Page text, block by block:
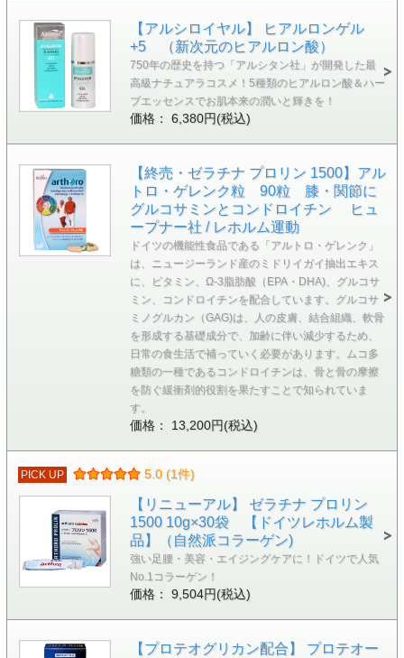
【アルシロイヤル】 ヒアルロンゲル
+5 （新次元のヒアルロン酸）
750年の歴史を持つ「アルシタン社」が開発した最
高級ナチュアラコスメ！5種類のヒアルロン酸＆ハー
ブエッセンスでお肌本来の潤いと輝きを！
価格： 6,380円(税込)
【終売・ゼラチナ プロリン 1500】アル
トロ・ゲレンク粒 90粒 膝・関節に
グルコサミンとコンドロイチン ヒュ
ープナー社 / レホルム運動
ドイツの機能性食品である「アルトロ・ゲレンク」
は、ニュージーランド産のミドリイガイ抽出エキス
に、ビタミン、Ω-3脂肪酸（EPA・DHA)、グルコサ
ミン、コンドロイチンを配合しています。グルコサ
ミノグルカン（GAG)は、人の皮膚、結合組織、軟骨
を形成する基礎成分で、加齢に伴い減少するため、
日常の食生活で補っていく必要があります。ムコ多
糖類の一種であるコンドロイチンは、骨と骨の摩擦
を防ぐ緩衝剤的役割を果たすことで知られていま
す。
価格： 13,200円(税込)
PICK UP 5.0 (1件)
【リニューアル】 ゼラチナ プロリン
1500 10g×30袋 【ドイツレホルム製
品】（自然派コラーゲン)
強い足腰・美容・エイジングケアに！ドイツで人気
No.1コラーゲン！
価格： 9,504円(税込)
【プロテオグリカン配合】 プロテオー